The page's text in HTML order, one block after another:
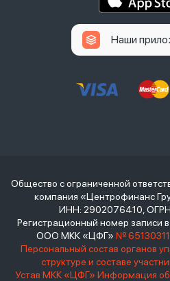
Наши
Общество с ограниченной
компания «Центрофинанс
ИНН: 2902076410,
Регистрационный номер записи
ООО МКК «ЦФГ» №
Персональный состав органов
структуре и составе
Устав МКК «ЦФГ» Информация об